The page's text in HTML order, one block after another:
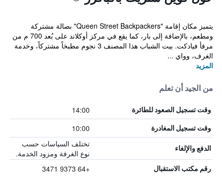
يتميز مكان إقامة "Queen Street Backpackers" بصالة مشتركة
ومطعم، بالإضافة إلى بار، كما يقع في مركز أوكلاند على بُعد 700 م من
مرفأ فيادكت. بيت الشباب هذا المصنف 3 نجوم مطبخاً مشتركاً، وخدمة
الغرف، وواي ...
المزيد
من الجيد أن تعلم
وقت تسجيل الصعود للطائرة 14:00
وقت تسجيل المغادرة 10:00
الدفع والإلغاء
تختلف السياسات حسب
نوع الغرفة ومزود الخدمة.
رقم مكتب الاستقبال +64 9373 3471